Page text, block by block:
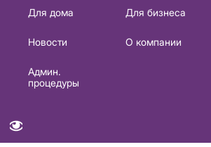
Основная
навигация
Для дома Для бизнеса
Новости
О компании
Админ.
процедуры